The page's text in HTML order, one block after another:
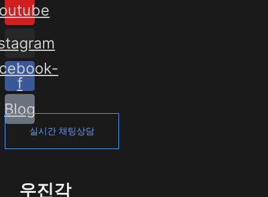
f
Blog
실시간 채팅상담
우진각